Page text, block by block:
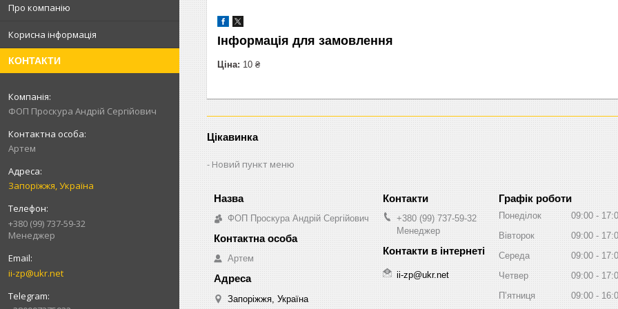
Про компанію
Корисна інформація
КОНТАКТИ
ФОП Проскура Андрій Сергійович
Артем
Запоріжжя, Україна
+380 (99) 737-59-32
Менеджер
ii-zp@ukr.net
Інформація для замовлення
Ціна: 10 ₴
Цікавинка
Новий пункт меню
ФОП Проскура Андрій Сергійович
Артем
Запоріжжя, Україна
+380 (99) 737-59-32
Менеджер
ii-zp@ukr.net
Графік роботи
Понеділок 09:00
Вівторок
09:00
Середа
09:00
Четвер
09:00
Пʼятниця
09:00